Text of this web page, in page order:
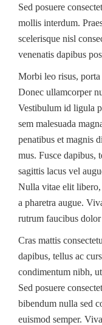
Sed posuere
mollis interdum.
scelerisque nisl
venenatis dapibus
Morbi leo risus, porta
Donec ullamcorper
Vestibulum id ligula
sem malesuada
penatibus et magnis
mus. Fusce dapibus,
sagittis lacus vel
Nulla vitae elit
a pharetra augue.
rutrum faucibus dolor
Cras mattis
dapibus, tellus ac
condimentum nibh,
Sed posuere
bibendum nulla sed
euismod semper.